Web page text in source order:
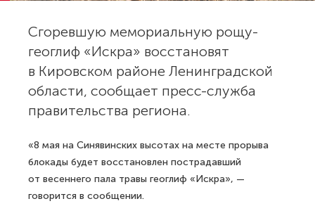
Сгоревшую мемориальную рощу-
геоглиф «Искра» восстановят
в Кировском районе Ленинградской
области, сообщает пресс-служба
правительства региона.
«8 мая на Синявинских высотах на месте прорыва
блокады будет восстановлен пострадавший
от весеннего пала травы геоглиф «Искра», —
говорится в сообщении.